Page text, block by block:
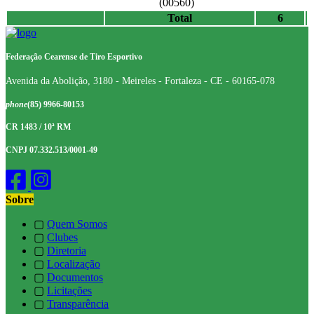
Total
6
Federação Cearense de Tiro Esportivo
Avenida da Abolição, 3180 - Meireles - Fortaleza - CE - 60165-078
phone(85) 9966-80153
CR 1483 / 10ª RM
CNPJ 07.332.513/0001-49
Sobre
▢ Quem Somos
▢ Clubes
▢ Diretoria
▢ Localização
▢ Documentos
▢ Licitações
▢ Transparência